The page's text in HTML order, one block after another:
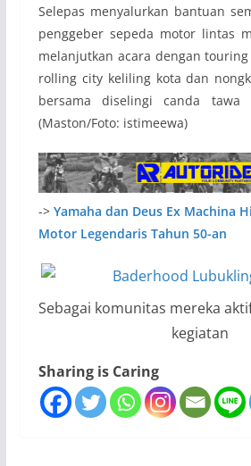
Selepas menyalurkan bantuan
penggeber sepeda motor lintas
melanjutkan acara dengan
rolling city keliling kota dan
bersama diselingi canda tawa
(Maston/Foto: istimeewa)
-> Yamaha dan Deus Ex Machina
Motor Legendaris Tahun 50-an
Sebagai komunitas mereka
kegiatan
Sharing is Caring